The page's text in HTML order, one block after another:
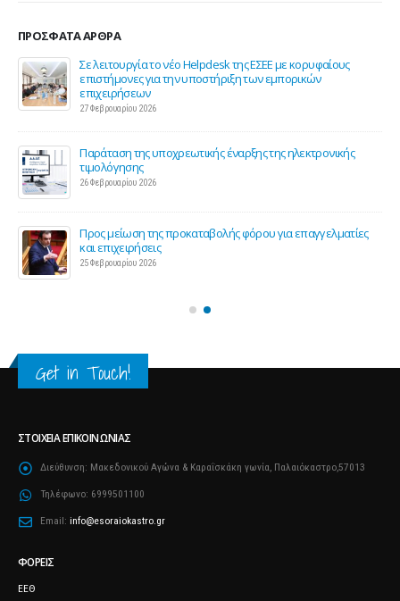
ΠΡΌΣΦΑΤΑ ΆΡΘΡΑ
Σε λειτουργία το νέο Helpdesk της ΕΣΕΕ με κορυφαίους
επιστήμονες για την υποστήριξη των εμπορικών
επιχειρήσεων
27 Φεβρουαρίου 2026
Παράταση της υποχρεωτικής έναρξης της ηλεκτρονικής
τιμολόγησης
26 Φεβρουαρίου 2026
Προς μείωση της προκαταβολής φόρου για επαγγελματίες
και επιχειρήσεις
25 Φεβρουαρίου 2026
Get in Touch!
ΣΤΟΙΧΕΊΑ ΕΠΙΚΟΙΝΩΝΊΑΣ
Διεύθυνση: Μακεδονικού Αγώνα & Καραΐσκάκη γωνία, Παλαιόκαστρο,57013
Τηλέφωνο: 6999501100
Email: info@esoraiokastro.gr
ΦΟΡΕΊΣ
ΕΕΘ